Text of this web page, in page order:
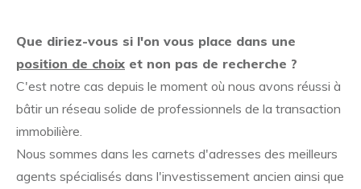
Que diriez-vous si l'on vous place dans une
position de choix et non pas de recherche ?
C'est notre cas depuis le moment où nous avons réussi à
bâtir un réseau solide de professionnels de la transaction
immobilière.
Nous sommes dans les carnets d'adresses des meilleurs
agents spécialisés dans l'investissement ancien ainsi que